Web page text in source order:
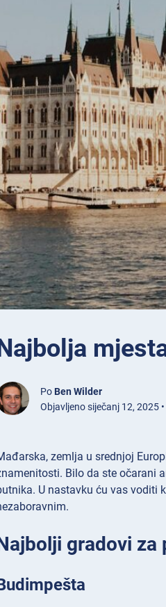
Po Ben Wilder
Objavljeno siječanj 12, 2025
zemlja u srednjoj
Bilo da ste očarani
U nastavku ću vas voditi
gradovi